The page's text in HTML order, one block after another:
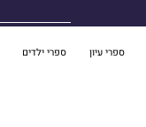
ספרי עיון ספרי ילדים